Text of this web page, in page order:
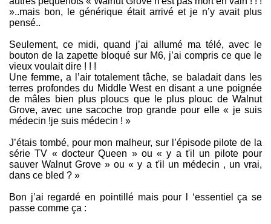
»..mais bon, le générique était arrivé et je n’y avait plus
pensé..
Seulement, ce midi, quand j’ai allumé ma télé, avec le
bouton de la zapette bloqué sur M6, j’ai compris ce que le
vieux voulait dire ! ! !
Une femme, a l’air totalement tâche, se baladait dans les
terres profondes du Middle West en disant a une poignée
de mâles bien plus ploucs que le plus plouc de Walnut
Grove, avec une sacoche trop grande pour elle « je suis
médecin !je suis médecin ! »
J’étais tombé, pour mon malheur, sur l’épisode pilote de la
série TV « docteur Queen » ou « y a t'il un pilote pour
sauver Walnut Grove » ou « y a t'il un médecin , un vrai,
dans ce bled ? »
Bon j’ai regardé en pointillé mais pour l ‘essentiel ça se
passe comme ça :